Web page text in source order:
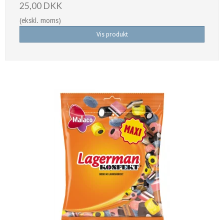
25,00 DKK
(ekskl. moms)
Vis produkt